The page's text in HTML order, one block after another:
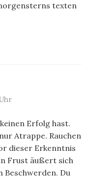
texten
Erfolg hast.
Atrappe. Rauchen
dieser Erkenntnis
Frust äußert sich
Du